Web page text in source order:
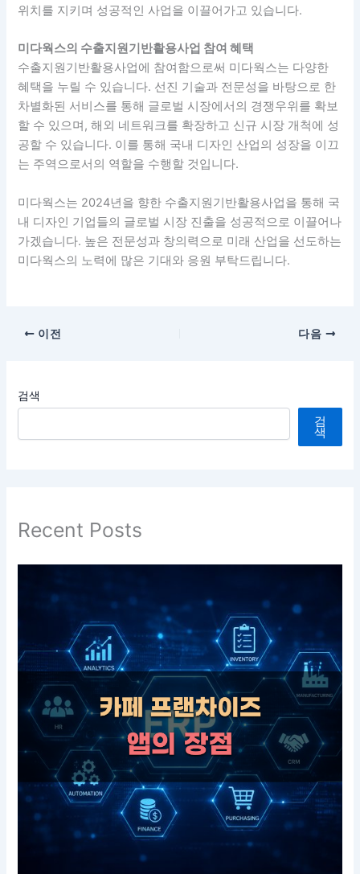
위치를 지키며 성공적인 사업을 이끌어가고 있습니다.
미다웍스의 수출지원기반활용사업 참여 혜택
수출지원기반활용사업에 참여함으로써 미다웍스는 다양한
혜택을 누릴 수 있습니다. 선진 기술과 전문성을 바탕으로 한
차별화된 서비스를 통해 글로벌 시장에서의 경쟁우위를 확보
할 수 있으며, 해외 네트워크를 확장하고 신규 시장 개척에 성
공할 수 있습니다. 이를 통해 국내 디자인 산업의 성장을 이끄
는 주역으로서의 역할을 수행할 것입니다.
미다웍스는 2024년을 향한 수출지원기반활용사업을 통해 국
내 디자인 기업들의 글로벌 시장 진출을 성공적으로 이끌어나
가겠습니다. 높은 전문성과 창의력으로 미래 산업을 선도하는
미다웍스의 노력에 많은 기대와 응원 부탁드립니다.
이전 다음
검색
검
색
Recent Posts